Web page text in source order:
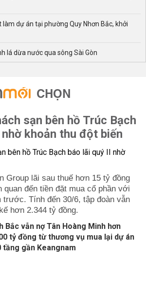
làm dự án tại phường Quy Nhơn Bắc, khởi
lá dừa nước qua sông Sài Gòn
CHỌN
sạn bên hồ Trúc Bạch
khoản thu đột biến
Group lãi sau thuế hơn 15 tỷ đồng
quan đến tiền đặt mua cổ phần với
Tính đến 30/6, tập đoàn vẫn
hơn 2.344 tỷ đồng.
Bắc vẫn nợ Tân Hoàng Minh hơn
tỷ đồng từ thương vụ mua lại dự án
tầng gần Keangnam